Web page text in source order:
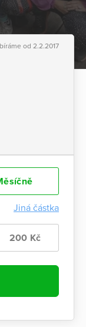
od 2.2.2017
Jiná částka
200 Kč